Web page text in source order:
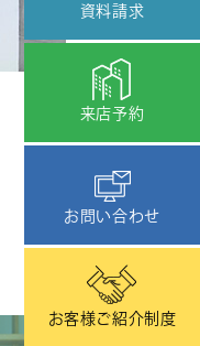
資料請求
来店予約
お問い合わせ
お客様ご紹介制度